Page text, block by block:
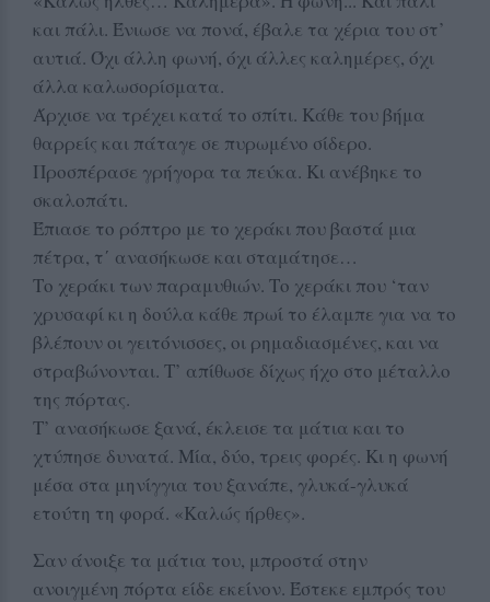
και πάλι. Ένιωσε να πονά, έβαλε τα χέρια του στ’
αυτιά. Όχι άλλη φωνή, όχι άλλες καλημέρες, όχι
άλλα καλωσορίσματα.
Άρχισε να τρέχει κατά το σπίτι. Κάθε του βήμα
θαρρείς και πάταγε σε πυρωμένο σίδερο.
Προσπέρασε γρήγορα τα πεύκα. Κι ανέβηκε το
σκαλοπάτι.
Έπιασε το ρόπτρο με το χεράκι που βαστά μια
πέτρα, τ΄ ανασήκωσε και σταμάτησε…
Το χεράκι των παραμυθιών. Το χεράκι που ‘ταν
χρυσαφί κι η δούλα κάθε πρωί το έλαμπε για να το
βλέπουν οι γειτόνισσες, οι ρημαδιασμένες, και να
στραβώνονται. Τ’ απίθωσε δίχως ήχο στο μέταλλο
της πόρτας.
Τ’ ανασήκωσε ξανά, έκλεισε τα μάτια και το
χτύπησε δυνατά. Μία, δύο, τρεις φορές. Κι η φωνή
μέσα στα μηνίγγια του ξανάπε, γλυκά-γλυκά
ετούτη τη φορά. «Καλώς ήρθες».
Σαν άνοιξε τα μάτια του, μπροστά στην
ανοιγμένη πόρτα είδε εκείνον. Έστεκε εμπρός του